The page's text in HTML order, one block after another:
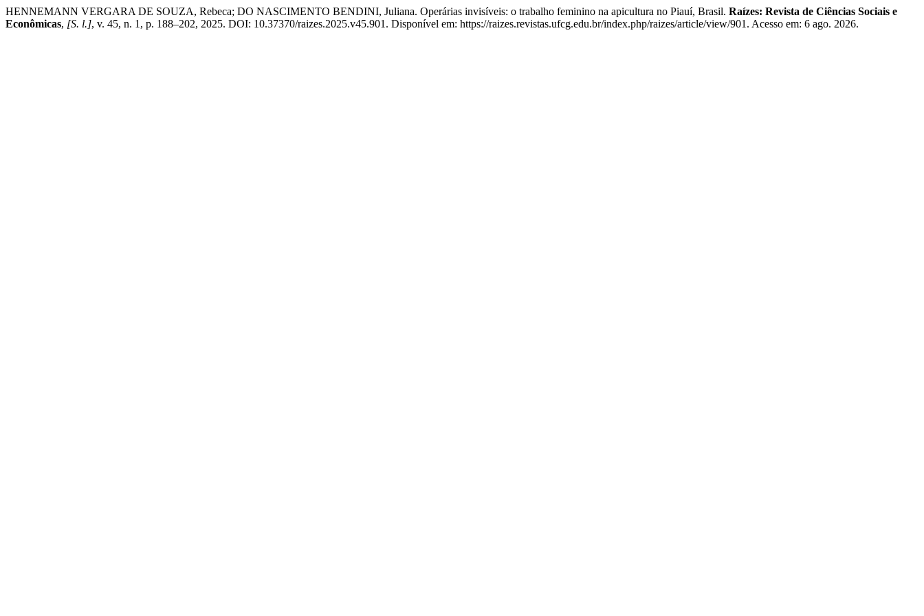
HENNEMANN VERGARA DE SOUZA, Rebeca; DO NASCIMENTO BENDINI, Juliana. Operárias invisíveis: o trabalho feminino na apicultura no Piauí, Brasil. Raízes: Revista de Ciências Sociais e
Econômicas, [S. l.], v. 45, n. 1, p. 188–202, 2025. DOI: 10.37370/raizes.2025.v45.901. Disponível em: https://raizes.revistas.ufcg.edu.br/index.php/raizes/article/view/901. Acesso em: 6 ago. 2026.